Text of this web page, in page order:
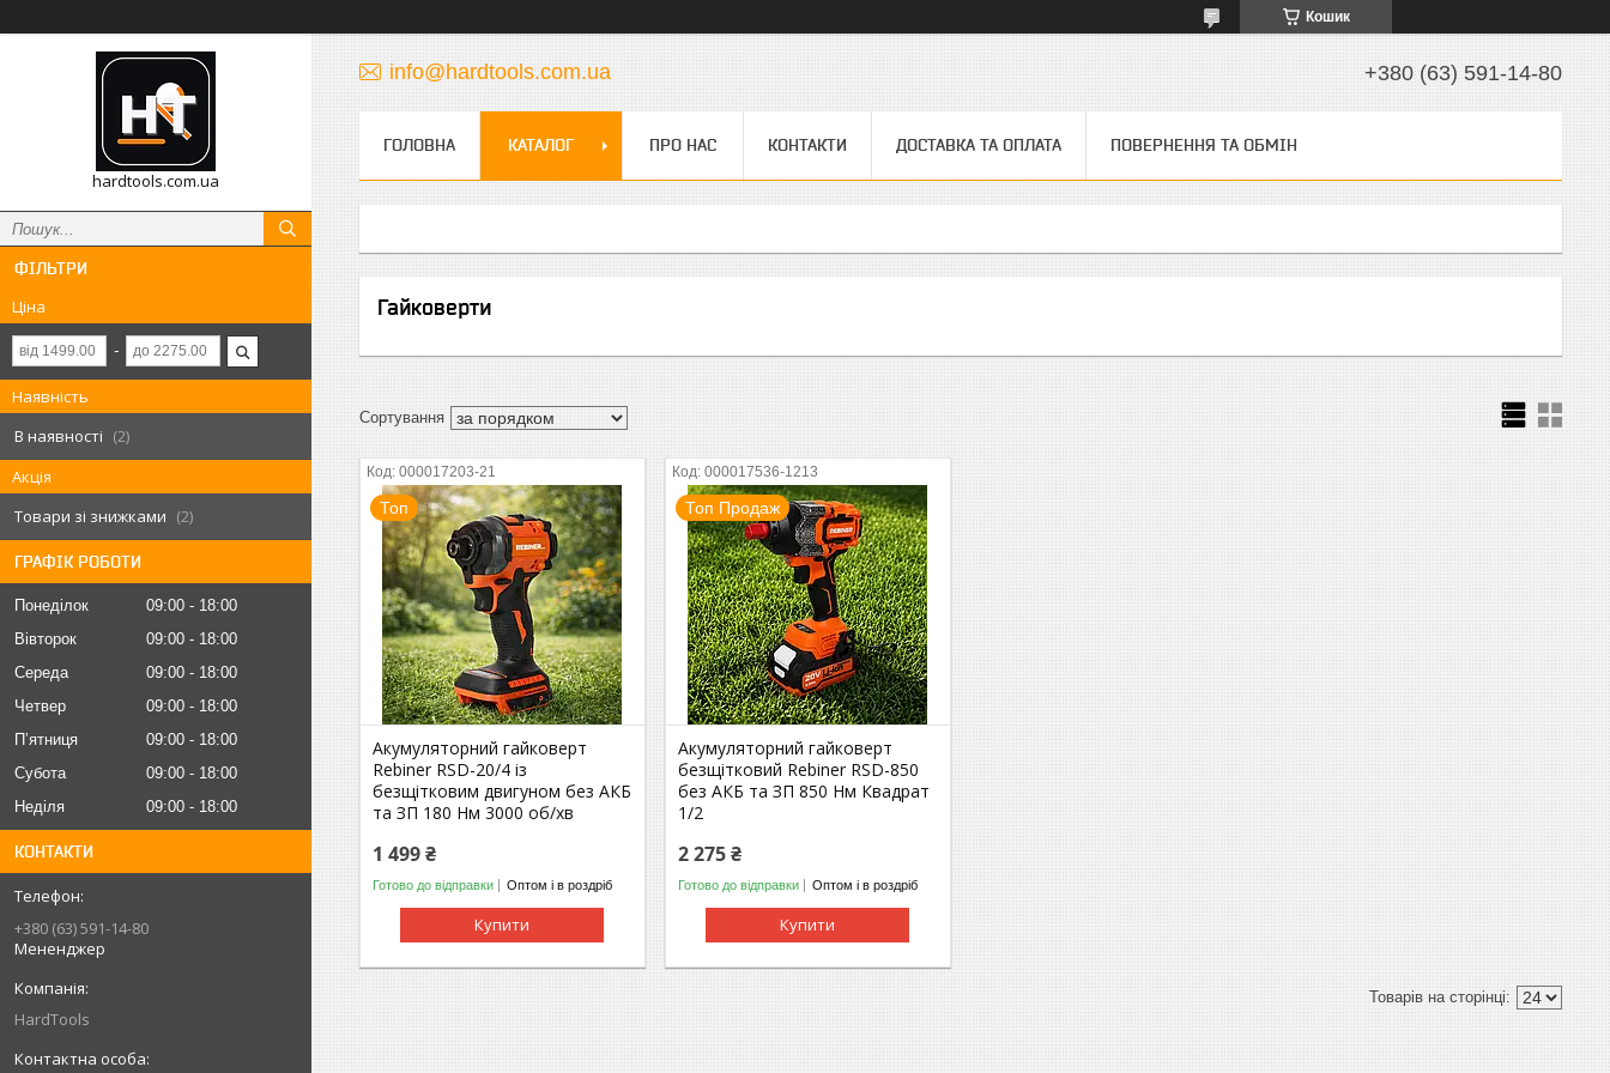
Кошик
hardtools.com.ua
ФІЛЬТРИ
Ціна
Наявність
В наявності
2
Акція
Товари зі знижками
2
ГРАФІК РОБОТИ
Понеділок 09:00
18:00
Вівторок
09:00
18:00
Середа
09:00
18:00
Четвер
09:00
18:00
Пʼятниця
09:00
18:00
Субота
09:00
18:00
Неділя
09:00 18:00
КОНТАКТИ
+380 (63) 591-14-80
Мененджер
HardTools
info@hardtools.com.ua +380 (63) 591-14-80
ГОЛОВНА КАТАЛОГ ПРО НАС КОНТАКТИ ДОСТАВКА ТА ОПЛАТА ПОВЕРНЕННЯ ТА ОБМІН
Гайковерти
000017203-21
Топ
Акумуляторний гайковерт
Rebiner RSD-20/4 із
безщітковим двигуном без АКБ
та ЗП 180 Нм 3000 об/хв
1 499 ₴
Готово до відправки Оптом і в роздріб
Купити
000017536-1213
Топ Продаж
Акумуляторний гайковерт
безщітковий Rebiner RSD-850
без АКБ та ЗП 850 Нм Квадрат
1/2
2 275 ₴
Готово до відправки Оптом і в роздріб
Купити